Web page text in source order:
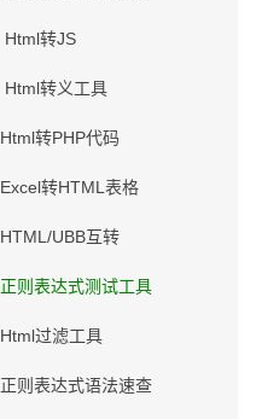
Html转JS
Html转义工具
Html转PHP代码
Excel转HTML表格
HTML/UBB互转
正则表达式测试工具
Html过滤工具
正则表达式语法速查